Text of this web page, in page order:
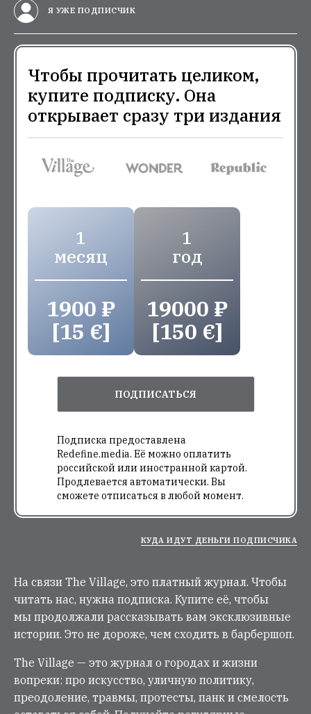
Я УЖЕ ПОДПИСЧИК
Чтобы прочитать целиком,
купите подписку. Она
открывает сразу три издания
1
месяц
1900 ₽
[15 €]
1
год
19000 ₽
[150 €]
ПОДПИСАТЬСЯ
Подписка предоставлена
Redefine.media. Её можно оплатить
российской или иностранной картой.
Продлевается автоматически. Вы
сможете отписаться в любой момент.
КУДА ИДУТ ДЕНЬГИ ПОДПИСЧИКА
На связи The Village, это платный журнал. Чтобы
читать нас, нужна подписка. Купите её, чтобы
мы продолжали рассказывать вам эксклюзивные
истории. Это не дороже, чем сходить в барбершоп.
The Village — это журнал о городах и жизни
вопреки: про искусство, уличную политику,
преодоление, травмы, протесты, панк и смелость